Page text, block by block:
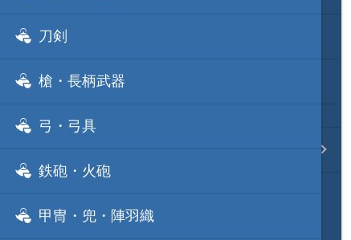
刀剣
槍・長柄武器
弓・弓具
鉄砲・火砲
甲冑・兜・陣羽織
寺社・城・庭園ニュース
信長の野望ニュース